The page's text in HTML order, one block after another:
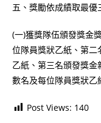
五、獎勵依成績取最優
(一)獲獎隊伍頒發獎金
位隊員獎狀乙紙、第
乙紙、第三名頒發獎
數名及每位隊員獎狀乙
Post Views: 140